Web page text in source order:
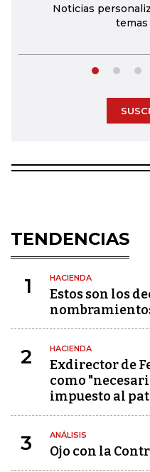
Noticias
TENDENCIAS
1 HACIENDA
Estos son los
2 HACIENDA
Exdirector de
como
impuesto al
3 ANÁLISIS
Ojo con la